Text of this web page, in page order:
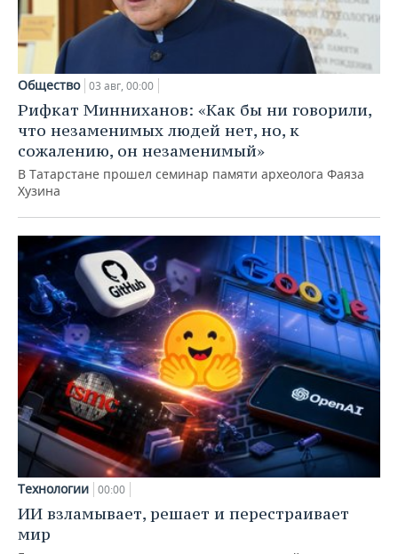
Общество 03 авг, 00:00
Рифкат Минниханов: «Как бы ни говорили,
что незаменимых людей нет, но, к
сожалению, он незаменимый»
В Татарстане прошел семинар памяти археолога Фаяза
Хузина
Технологии 00:00
ИИ взламывает, решает и перестраивает
мир